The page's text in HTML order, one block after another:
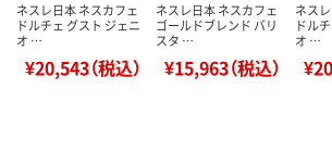
ネスレ日本 ネスカフェ
ドルチェ グスト ジェニ
オ …
¥20,543（税込）
ネスレ日本 ネスカフェ
ゴールドブレンド バリ
スタ …
¥15,963（税込）
ネス
ドル
オ …